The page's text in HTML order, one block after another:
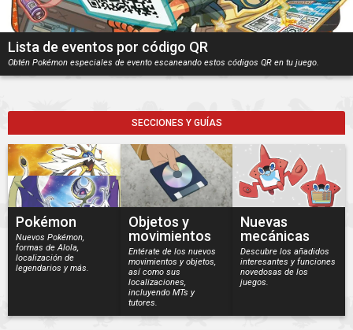
Lista de eventos por código QR
Obtén Pokémon especiales de evento escaneando estos códigos QR en tu juego.
SECCIONES Y GUÍAS
Pokémon
Nuevos Pokémon,
formas de Alola,
localización de
legendarios y más.
Objetos y
movimientos
Entérate de los nuevos
movimientos y objetos,
así como sus
localizaciones,
incluyendo MTs y
tutores.
Nuevas
mecánicas
Descubre los añadidos
interesantes y funciones
novedosas de los
juegos.